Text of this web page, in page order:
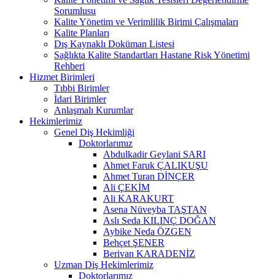
Sorumlusu
Kalite Yönetim ve Verimlilik Birimi Çalışmaları
Kalite Planları
Dış Kaynaklı Doküman Listesi
Sağlıkta Kalite Standartları Hastane Risk Yönetimi
Rehberi
Hizmet Birimleri
Tıbbi Birimler
İdari Birimler
Anlaşmalı Kurumlar
Hekimlerimiz
Genel Diş Hekimliği
Doktorlarımız
Abdulkadir Geylani SARI
Ahmet Faruk ÇALIKUŞU
Ahmet Turan DİNÇER
Ali ÇEKİM
Ali KARAKURT
Asena Nüveyba TAŞTAN
Aslı Seda KILINÇ DOĞAN
Aybike Neda ÖZGEN
Behçet ŞENER
Berivan KARADENİZ
Uzman Diş Hekimlerimiz
Doktorlarımız